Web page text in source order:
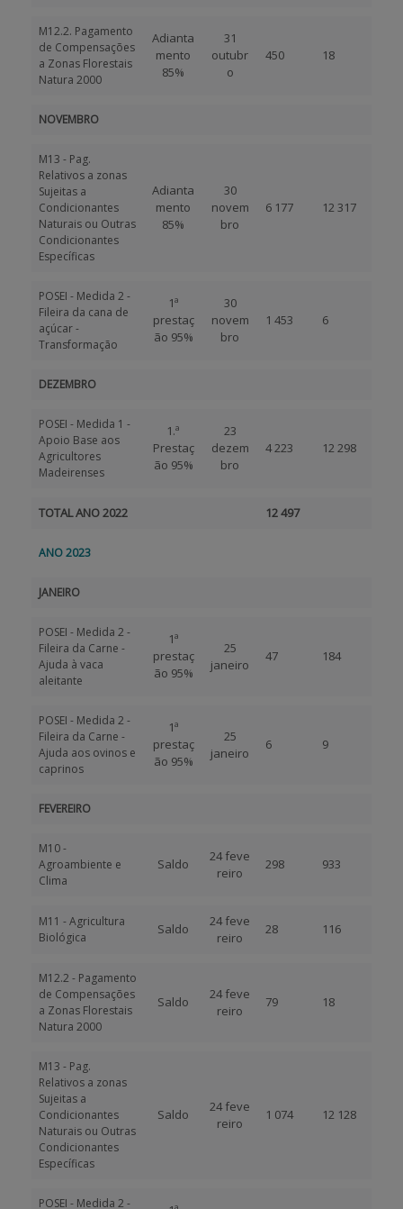
M12.2. Pagamento
de Compensações
a Zonas Florestais
Natura 2000
Adianta
mento
85%
31
outubr
o
450 18
NOVEMBRO
M13 - Pag.
Relativos a zonas
Sujeitas a
Condicionantes
Naturais ou Outras
Condicionantes
Específicas
Adianta
mento
85%
30
novem
bro
6 177 12 317
POSEI - Medida 2 -
Fileira da cana de
açúcar -
Transformação
1ª
prestaç
ão 95%
30
novem
bro
1 453 6
DEZEMBRO
POSEI - Medida 1 -
Apoio Base aos
Agricultores
Madeirenses
1.ª
Prestaç
ão 95%
23
dezem
bro
4 223 12 298
TOTAL ANO 2022 12 497
ANO 2023
JANEIRO
POSEI - Medida 2 -
Fileira da Carne -
Ajuda à vaca
aleitante
1ª
prestaç
ão 95%
25
janeiro
47 184
POSEI - Medida 2 -
Fileira da Carne -
Ajuda aos ovinos e
caprinos
1ª
prestaç
ão 95%
25
janeiro
6 9
FEVEREIRO
M10 -
Agroambiente e
Clima
Saldo
24 feve
reiro
298 933
M11 - Agricultura
Biológica
Saldo
24 feve
reiro
28 116
M12.2 - Pagamento
de Compensações
a Zonas Florestais
Natura 2000
Saldo
24 feve
reiro
79 18
M13 - Pag.
Relativos a zonas
Sujeitas a
Condicionantes
Naturais ou Outras
Condicionantes
Específicas
Saldo
24 feve
reiro
1 074 12 128
POSEI - Medida 2 -